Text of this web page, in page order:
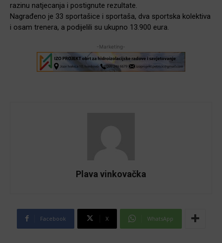
razinu natjecanja i postignute rezultate.
Nagrađeno je 33 sportašice i sportaša, dva sportska kolektiva
i osam trenera, a podijelili su ukupno 13.900 eura.
-Marketing-
Plava vinkovačka
Facebook X WhatsApp